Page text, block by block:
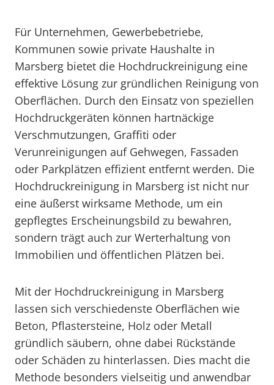
Für Unternehmen, Gewerbebetriebe,
Kommunen sowie private Haushalte in
Marsberg bietet die Hochdruckreinigung eine
effektive Lösung zur gründlichen Reinigung von
Oberflächen. Durch den Einsatz von speziellen
Hochdruckgeräten können hartnäckige
Verschmutzungen, Graffiti oder
Verunreinigungen auf Gehwegen, Fassaden
oder Parkplätzen effizient entfernt werden. Die
Hochdruckreinigung in Marsberg ist nicht nur
eine äußerst wirksame Methode, um ein
gepflegtes Erscheinungsbild zu bewahren,
sondern trägt auch zur Werterhaltung von
Immobilien und öffentlichen Plätzen bei.
Mit der Hochdruckreinigung in Marsberg
lassen sich verschiedenste Oberflächen wie
Beton, Pflastersteine, Holz oder Metall
gründlich säubern, ohne dabei Rückstände
oder Schäden zu hinterlassen. Dies macht die
Methode besonders vielseitig und anwendbar